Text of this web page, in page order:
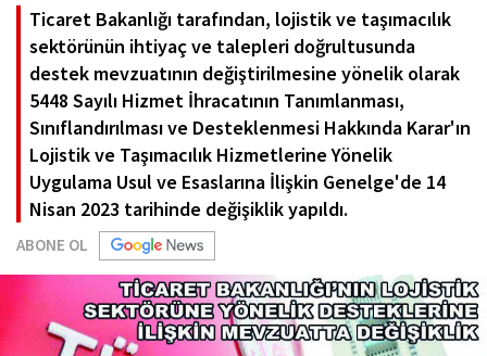
Ticaret Bakanlığı tarafından, lojistik ve taşımacılık
sektörünün ihtiyaç ve talepleri doğrultusunda
destek mevzuatının değiştirilmesine yönelik olarak
5448 Sayılı Hizmet İhracatının Tanımlanması,
Sınıflandırılması ve Desteklenmesi Hakkında Karar'ın
Lojistik ve Taşımacılık Hizmetlerine Yönelik
Uygulama Usul ve Esaslarına İlişkin Genelge'de 14
Nisan 2023 tarihinde değişiklik yapıldı.
ABONE OL